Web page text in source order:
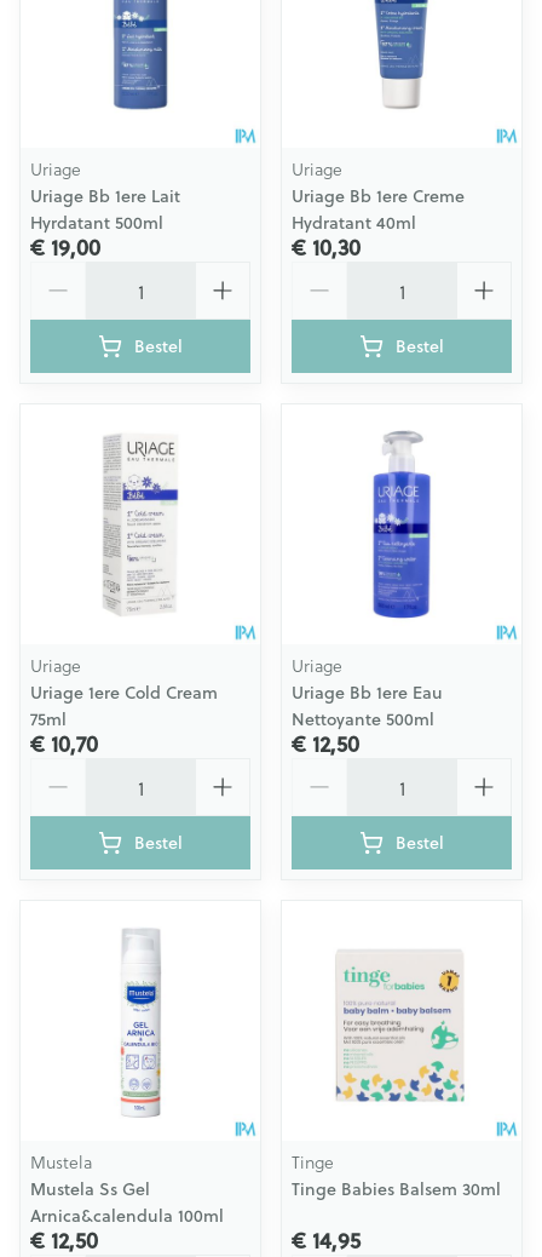
Uriage
Uriage Bb 1ere Lait
Hyrdatant 500ml
€ 19,00
Bestel
Uriage
Uriage Bb 1ere Creme
Hydratant 40ml
€ 10,30
Bestel
Uriage
Uriage 1ere Cold Cream
75ml
€ 10,70
Bestel
Uriage
Uriage Bb 1ere Eau
Nettoyante 500ml
€ 12,50
Bestel
Mustela
Mustela Ss Gel
Arnica&calendula 100ml
€ 12,50
Tinge
Tinge Babies Balsem 30ml
€ 14,95